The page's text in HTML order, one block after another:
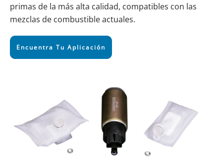
primas de la más alta calidad, compatibles con las
mezclas de combustible actuales.
Encuentra Tu Aplicación